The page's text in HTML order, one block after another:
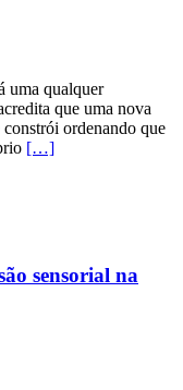
uma qualquer
que uma nova
ordenando que
[…]
sensorial na